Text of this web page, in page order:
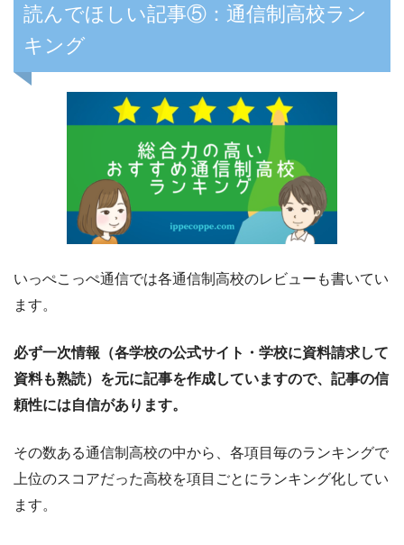
読んでほしい記事⑤：通信制高校ラン
キング
いっぺこっぺ通信では各通信制高校のレビューも書いてい
ます。
必ず一次情報（各学校の公式サイト・学校に資料請求して
資料も熟読）を元に記事を作成していますので、記事の信
頼性には自信があります。
その数ある通信制高校の中から、各項目毎のランキングで
上位のスコアだった高校を項目ごとにランキング化してい
ます。